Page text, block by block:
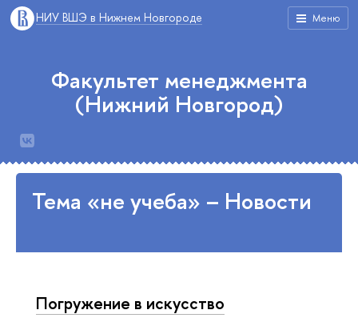
Меню
НИУ ВШЭ в Нижнем Новгороде
Факультет менеджмента
(Нижний Новгород)
Тема «не учеба» – Новости
Погружение в искусство